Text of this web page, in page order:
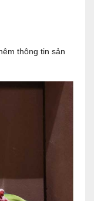
thông tin sản